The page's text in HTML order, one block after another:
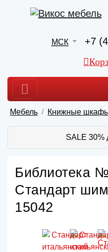
МСК +7
Мебель Книжные
SALE 30%
Библиотека
Стандарт
15042